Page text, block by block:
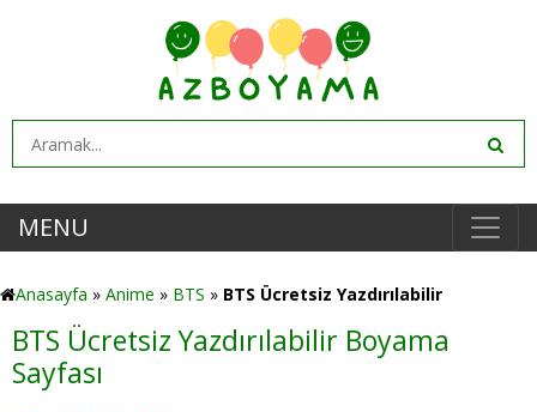
MENU
Anasayfa » Anime » BTS » BTS Ücretsiz Yazdırılabilir
BTS Ücretsiz Yazdırılabilir Boyama
Sayfası